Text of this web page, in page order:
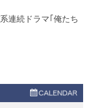
連続ドラマ｢俺たち